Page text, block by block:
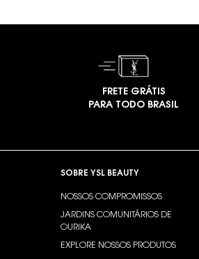
FRETE GRÁTIS
PARA TODO BRASIL
SOBRE YSL BEAUTY
NOSSOS COMPROMISSOS
JARDINS COMUNITÁRIOS DE
OURIKA
EXPLORE NOSSOS PRODUTOS